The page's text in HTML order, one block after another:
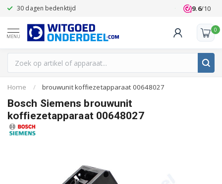
30 dagen bedenktijd Klanten
9.6/10
MENU
0
Home / brouwunit koffiezetapparaat 00648027
Bosch Siemens brouwunit
koffiezetapparaat 00648027